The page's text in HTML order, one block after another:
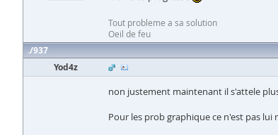
Tout probleme a sa solution
Oeil de feu
937
Yod4z
non justement maintenant il s'attele
Pour les prob graphique ce n'est pas